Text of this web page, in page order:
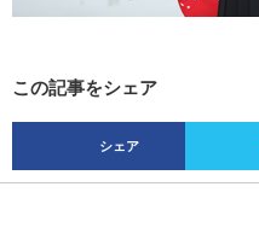
この記事をシェア
シェア